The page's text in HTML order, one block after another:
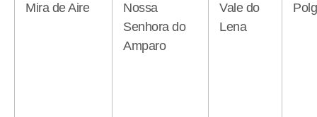
Mira de Aire
Nossa
Senhora do
Amparo
Vale do
Lena